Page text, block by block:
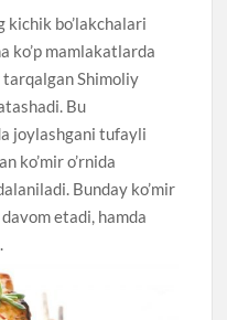
kichik bo’lakchalari
ko’p mamlakatlarda
Shimoliy
Bu
joylashgani tufayli
ko’mir o’rnida
Bunday ko’mir
etadi, hamda